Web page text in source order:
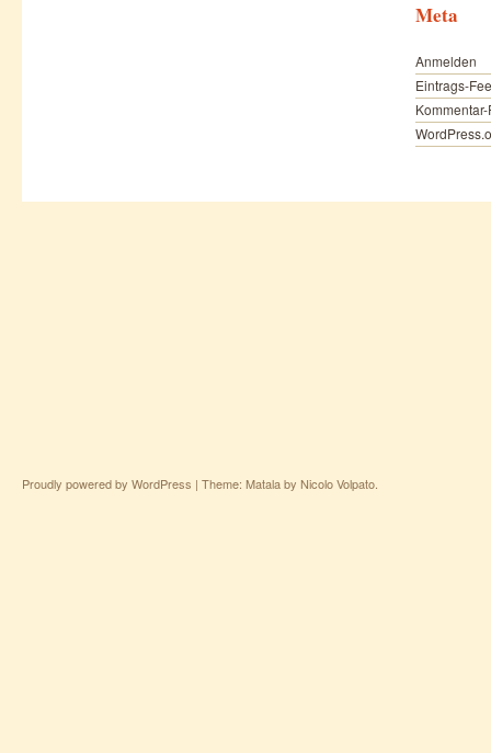
Meta
Anmelden
Eintrags-
Proudly powered by WordPress | Theme: Matala by Nicolo Volpato